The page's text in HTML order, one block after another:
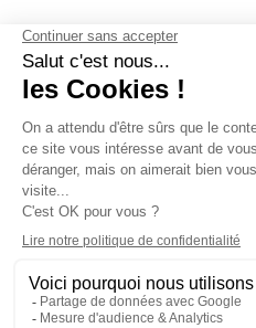
Contactez-nous-Mentions
confidentialité-Gestion des